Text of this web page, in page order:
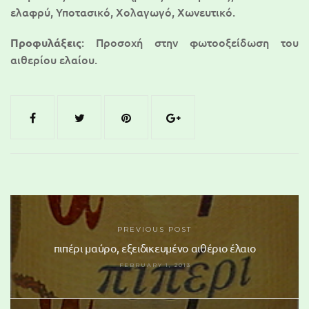
ελαφρύ, Υποτασικό, Χολαγωγό, Χωνευτικό.
Προφυλάξεις: Προσοχή στην φωτοοξείδωση του
αιθερίου ελαίου.
PREVIOUS POST
πιπέρι μαύρο, εξειδικευμένο αιθέριο έλαιο
FEBRUARY 1, 2013